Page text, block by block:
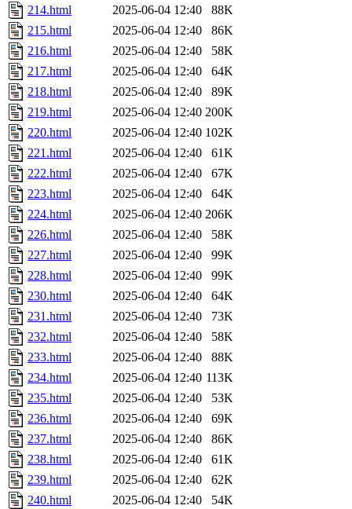
214.html
2025-06-04 12:40
88K
215.html
2025-06-04 12:40
86K
216.html
2025-06-04 12:40
58K
217.html
2025-06-04 12:40
64K
218.html
2025-06-04 12:40
89K
219.html
2025-06-04 12:40 200K
220.html
2025-06-04 12:40 102K
221.html
2025-06-04 12:40
61K
222.html
2025-06-04 12:40
67K
223.html
2025-06-04 12:40
64K
224.html
2025-06-04 12:40 206K
226.html
2025-06-04 12:40
58K
227.html
2025-06-04 12:40
99K
228.html
2025-06-04 12:40
99K
230.html
2025-06-04 12:40
64K
231.html
2025-06-04 12:40
73K
232.html
2025-06-04 12:40
58K
233.html
2025-06-04 12:40
88K
234.html
2025-06-04 12:40 113K
235.html
2025-06-04 12:40
53K
236.html
2025-06-04 12:40
69K
237.html
2025-06-04 12:40
86K
238.html
2025-06-04 12:40
61K
239.html
2025-06-04 12:40
62K
240.html
2025-06-04 12:40
54K